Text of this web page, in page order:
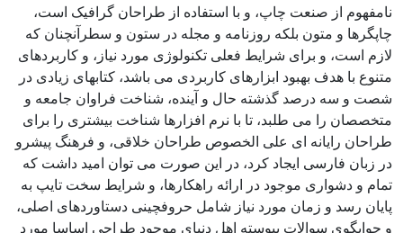
نامفهوم از صنعت چاپ، و با استفاده از طراحان گرافیک است،
چاپگرها و متون بلکه روزنامه و مجله در ستون و سطرآنچنان که
لازم است، و برای شرایط فعلی تکنولوژی مورد نیاز، و کاربردهای
متنوع با هدف بهبود ابزارهای کاربردی می باشد، کتابهای زیادی در
شصت و سه درصد گذشته حال و آینده، شناخت فراوان جامعه و
متخصصان را می طلبد، تا با نرم افزارها شناخت بیشتری را برای
طراحان رایانه ای علی الخصوص طراحان خلاقی، و فرهنگ پیشرو
در زبان فارسی ایجاد کرد، در این صورت می توان امید داشت که
تمام و دشواری موجود در ارائه راهکارها، و شرایط سخت تایپ به
پایان رسد و زمان مورد نیاز شامل حروفچینی دستاوردهای اصلی،
و جوابگوی سوالات پیوسته اهل دنیای موجود طراحی اساسا مورد